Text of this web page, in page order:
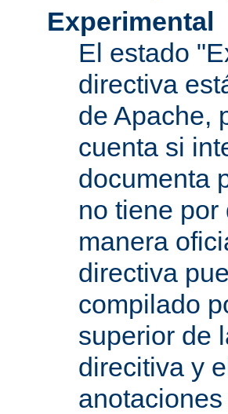
Experimental
El estado
directiva
de Apache,
cuenta si
documenta
no tiene
manera
directiva
compilado
superior de
direcitiva y